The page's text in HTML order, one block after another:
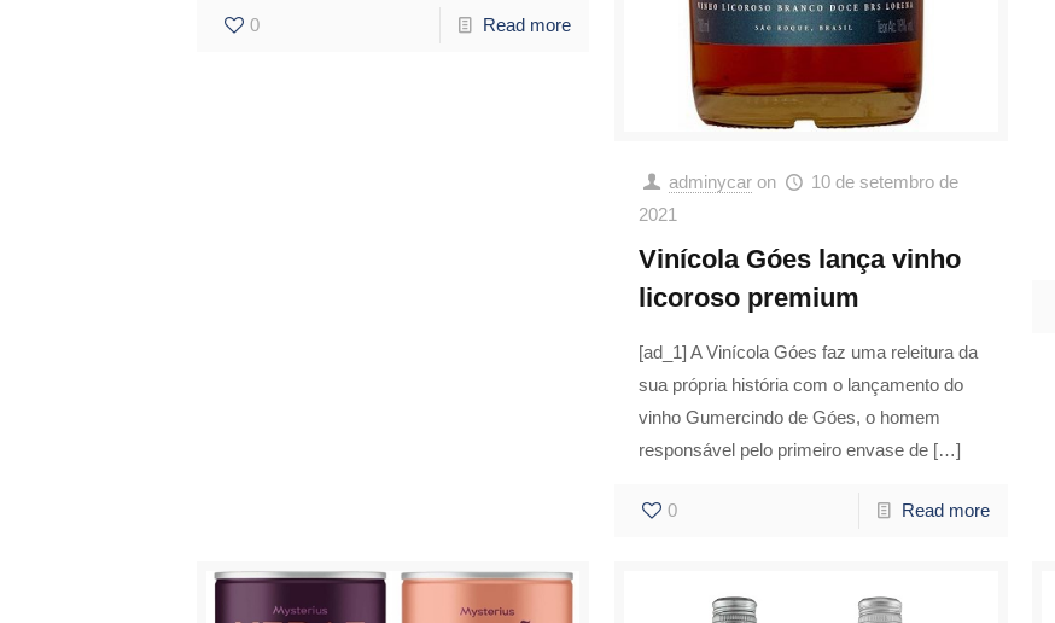
0 Read more
adminycar on
10 de setembro de
2021
Vinícola Góes lança vinho
licoroso premium
[ad_1] A Vinícola Góes faz uma releitura da
sua própria história com o lançamento do
vinho Gumercindo de Góes, o homem
responsável pelo primeiro envase de […]
0 Read more